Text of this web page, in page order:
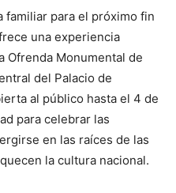
familiar para el próximo fin
una experiencia
Ofrenda Monumental de
del Palacio de
al público hasta el 4 de
para celebrar las
en las raíces de las
la cultura nacional.